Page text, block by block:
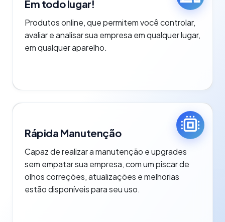
Em todo lugar!
Produtos online, que permitem você controlar,
avaliar e analisar sua empresa em qualquer lugar,
em qualquer aparelho.
Rápida Manutenção
Capaz de realizar a manutenção e upgrades
sem empatar sua empresa, com um piscar de
olhos correções, atualizações e melhorias
estão disponíveis para seu uso.